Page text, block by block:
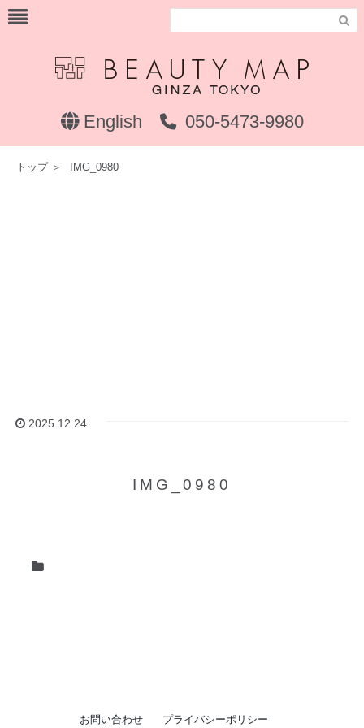

English 050-5473-9980
トップ＞ IMG_0980
2025.12.24
IMG_0980
お問い合わせ プライバシーポリシー